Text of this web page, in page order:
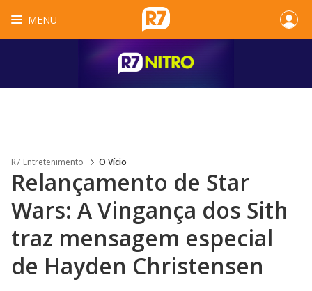
MENU
R7 Entretenimento O Vício
Relançamento de Star
Wars: A Vingança dos Sith
traz mensagem especial
de Hayden Christensen